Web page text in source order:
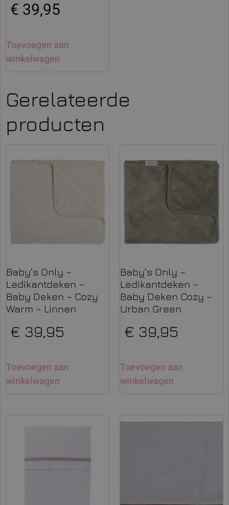
€ 39,95
Toevoegen aan
winkelwagen
Gerelateerde
producten
Baby’s Only –
Ledikantdeken –
Baby Deken – Cozy
Warm – Linnen
€ 39,95
Toevoegen aan
winkelwagen
Baby’s Only –
Ledikantdeken –
Baby Deken Cozy –
Urban Green
€ 39,95
Toevoegen aan
winkelwagen